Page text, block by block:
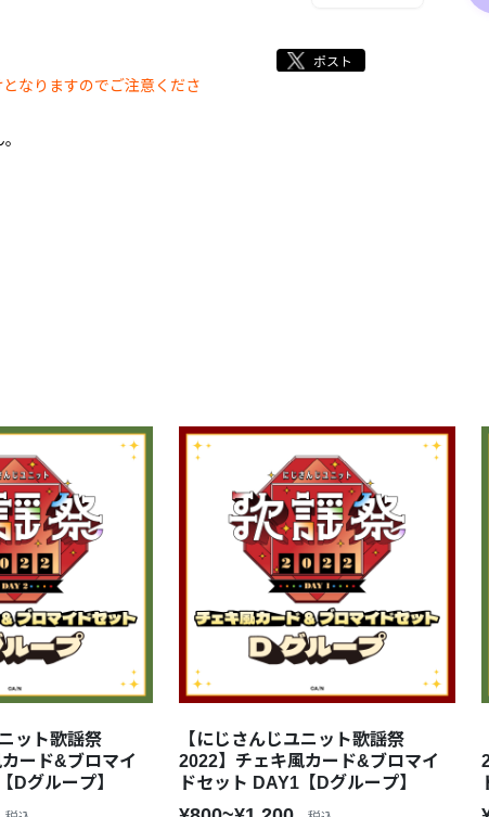
なりますのでご注意くださ
ット歌謡祭
ード&ブロマイ
Dグループ】
【にじさんじユニット歌謡祭
2022】チェキ風カード&ブロマイ
ドセット DAY1【Dグループ】